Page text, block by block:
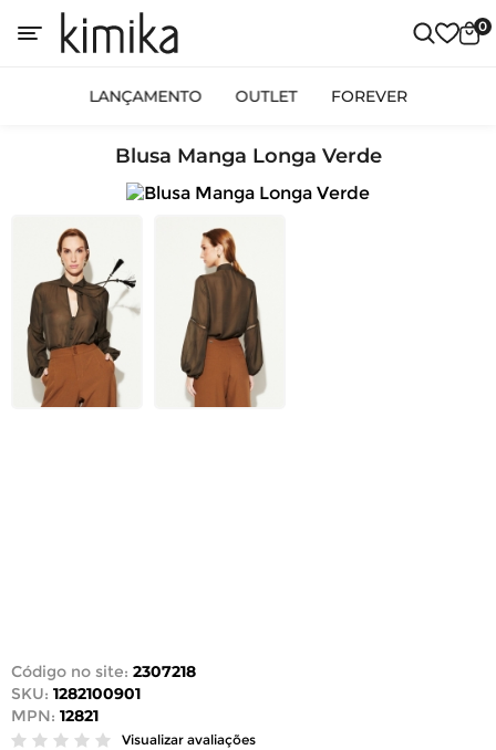
0
LANÇAMENTO OUTLET FOREVER
Blusa Manga Longa Verde
Código no site: 2307218
SKU: 1282100901
MPN: 12821
Visualizar avaliações